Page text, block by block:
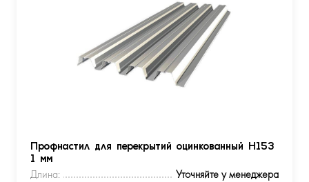
Профнастил для перекрытий оцинкованный Н153
1 мм
Длина:
Уточняйте у менеджера